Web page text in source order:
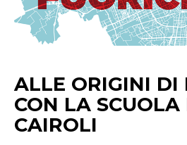
ALLE ORIGINI DI
CON LA
CAIROLI